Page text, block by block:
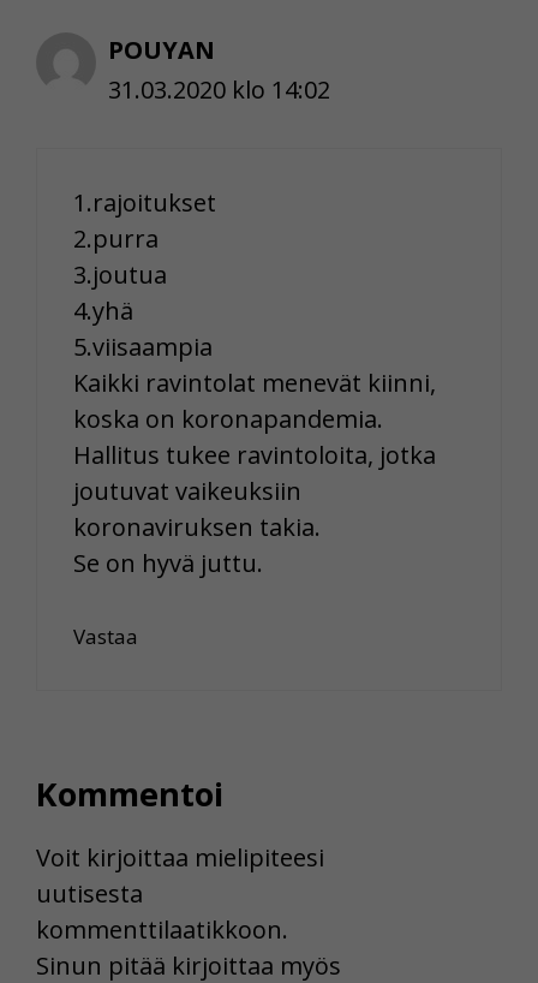
POUYAN
31.03.2020 klo 14:02
1.rajoitukset
2.purra
3.joutua
4.yhä
5.viisaampia
Kaikki ravintolat menevät kiinni,
koska on koronapandemia.
Hallitus tukee ravintoloita, jotka
joutuvat vaikeuksiin
koronaviruksen takia.
Se on hyvä juttu.
Vastaa
Kommentoi
Voit kirjoittaa mielipiteesi
uutisesta
kommenttilaatikkoon.
Sinun pitää kirjoittaa myös